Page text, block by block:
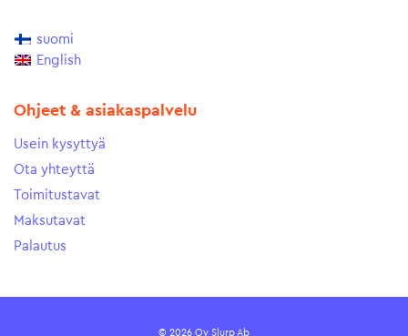
suomi
English
Ohjeet & asiakaspalvelu
Usein kysyttyä
Ota yhteyttä
Toimitustavat
Maksutavat
Palautus
© 2026 Oy Slurp Ab